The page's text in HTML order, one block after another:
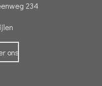
234
ons